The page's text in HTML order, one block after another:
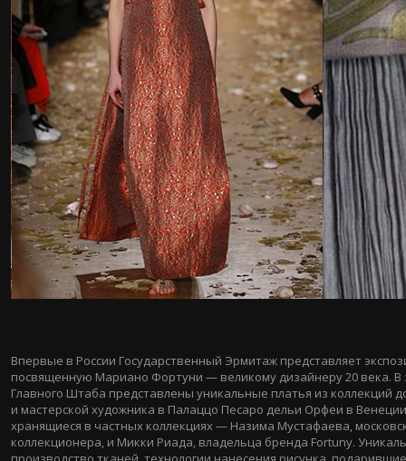
Впервые в России Государственный Эрмитаж представляет
посвященную Мариано Фортуни — великому дизайнеру 20 века. В
Главного Штаба представлены уникальные платья из коллекций
и мастерской художника в Палаццо Песаро дельи Орфеи в
хранящиеся в частных коллекциях — Назима Мустафаева,
коллекционера, и Микки Риада, владельца бренда Fortuny.